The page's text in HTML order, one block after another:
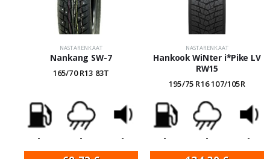
NASTARENKAAT
Nankang SW-7
165/70 R13 83T
- - -
NASTARENKAAT
Hankook WiNter i*Pike LV
RW15
195/75 R16 107/105R
- - -